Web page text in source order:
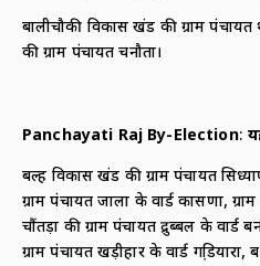
बालीचौकी विकास खंड की ग्राम पंचायत
की ग्राम पंचायत चनौता।
Panchayati Raj By-Election:
बल्ह विकास खंड की ग्राम पंचायत
ग्राम पंचायत जाला के वार्ड कासणा,
चौंतड़ा की ग्राम पंचायत द्रुब्बल के वार्ड
ग्राम पंचायत खड़ीहार के वार्ड गडि़यारा,